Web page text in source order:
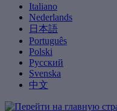
Italiano
Nederlands
日本語
Português
Polski
Русский
Svenska
中文